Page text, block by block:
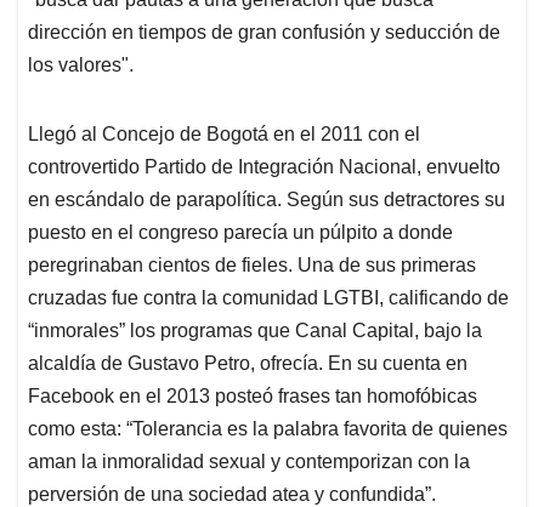
dirección en tiempos de gran confusión y seducción de
los valores".
Llegó al Concejo de Bogotá en el 2011 con el
controvertido Partido de Integración Nacional, envuelto
en escándalo de parapolítica. Según sus detractores su
puesto en el congreso parecía un púlpito a donde
peregrinaban cientos de fieles. Una de sus primeras
cruzadas fue contra la comunidad LGTBI, calificando de
“inmorales” los programas que Canal Capital, bajo la
alcaldía de Gustavo Petro, ofrecía. En su cuenta en
Facebook en el 2013 posteó frases tan homofóbicas
como esta: “Tolerancia es la palabra favorita de quienes
aman la inmoralidad sexual y contemporizan con la
perversión de una sociedad atea y confundida”.